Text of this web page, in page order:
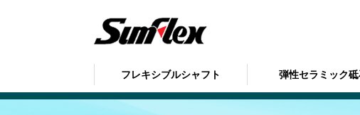
フレキシブルシャフト 弾性セラミック